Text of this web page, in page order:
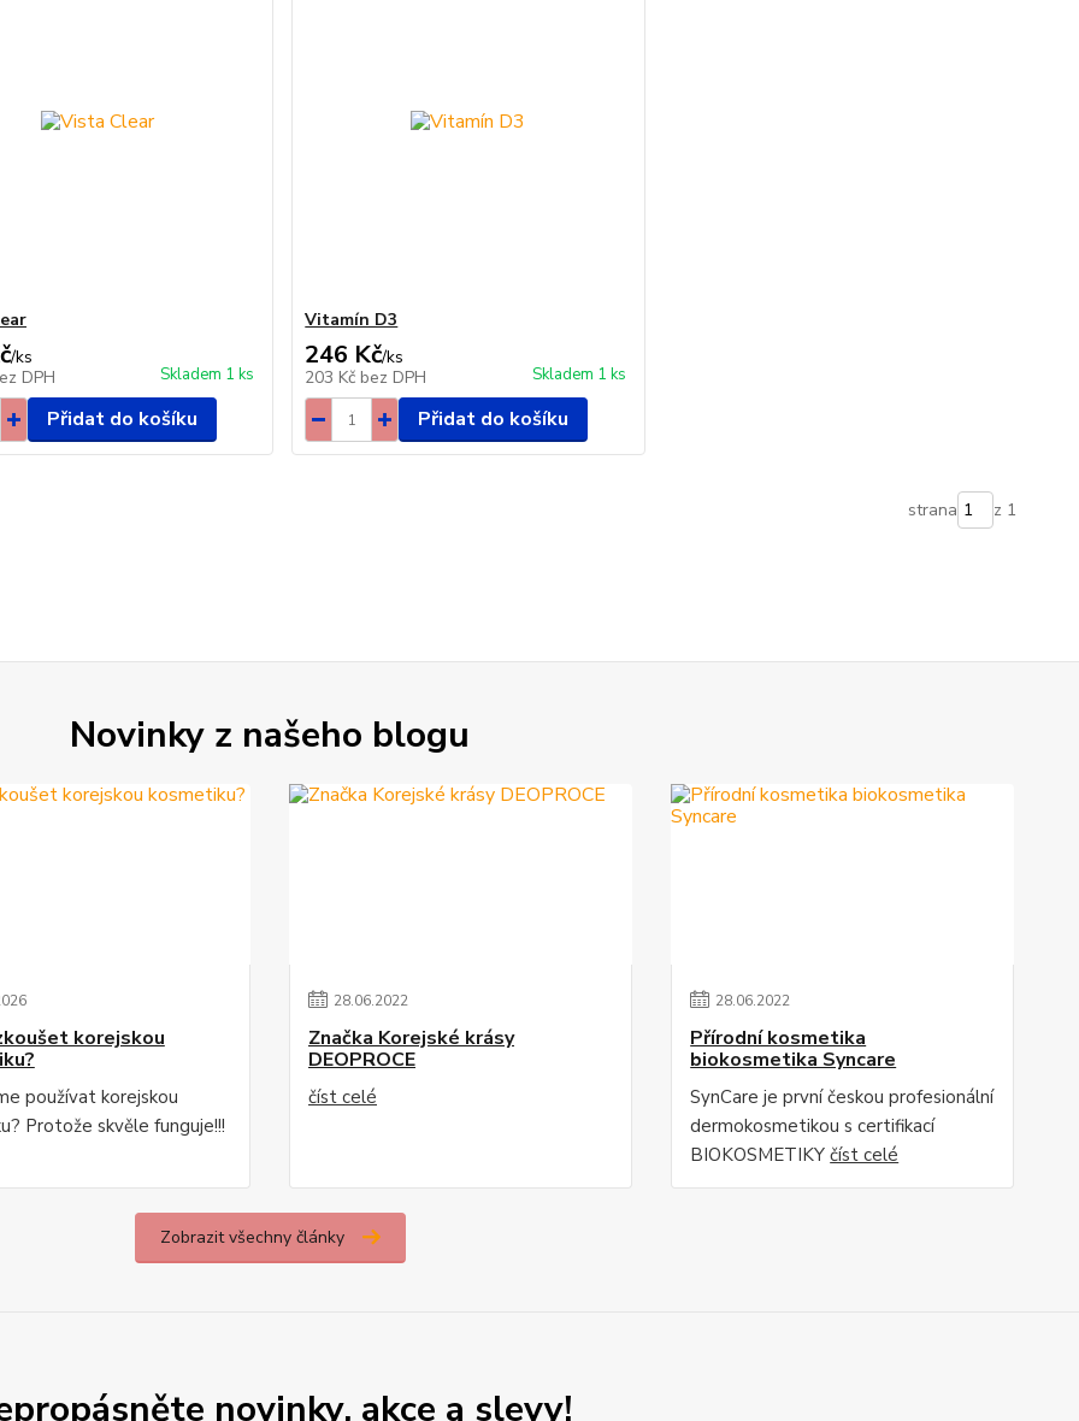
/ks
DPH Skladem 1 ks
Přidat do košíku
Vitamín D3
246 Kč/ks
203 Kč bez DPH Skladem 1 ks
Přidat do košíku
strana z 1
Novinky z našeho blogu
korejskou
používat korejskou
Protože skvěle funguje!!!
28.06.2022
Značka Korejské krásy
DEOPROCE
číst celé
28.06.2022
Přírodní kosmetika
biokosmetika Syncare
SynCare je první českou profesionální
dermokosmetikou s certifikací
BIOKOSMETIKYčíst celé
Zobrazit všechny články
novinky, akce a slevy!